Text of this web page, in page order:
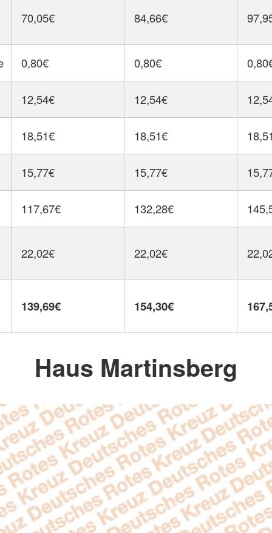
70,05€ 84,66€
0,80€ 0,80€
12,54€ 12,54€
18,51€ 18,51€
15,77€ 15,77€
117,67€ 132,28€
22,02€ 22,02€
139,69€ 154,30€
Haus Martinsberg